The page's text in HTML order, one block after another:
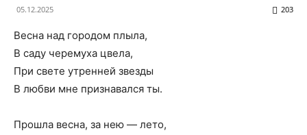
05.12.2025 203
Весна над городом плыла,
В саду черемуха цвела,
При свете утренней звезды
В любви мне признавался ты.
Прошла весна, за нею — лето,